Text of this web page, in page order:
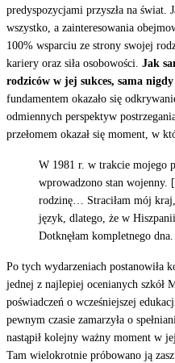
predyspozycjami przyszła na świat.
wszystko, a zainteresowania
100% wsparciu ze strony swojej
kariery oraz siła osobowości. Jak
rodziców w jej sukces, sama
fundamentem okazało się
odmiennych perspektyw
przełomem okazał się moment, w
W 1981 r. w trakcie mojego
wprowadzono stan
rodzinę… Straciłam mój
język, dlatego, że w
Dotknęłam kompletnego
Po tych wydarzeniach postanowiła
jednej z najlepiej ocenianych
poświadczeń o wcześniejszej
pewnym czasie zamarzyła o
nastąpił kolejny ważny moment w
Tam wielokrotnie próbowano ją